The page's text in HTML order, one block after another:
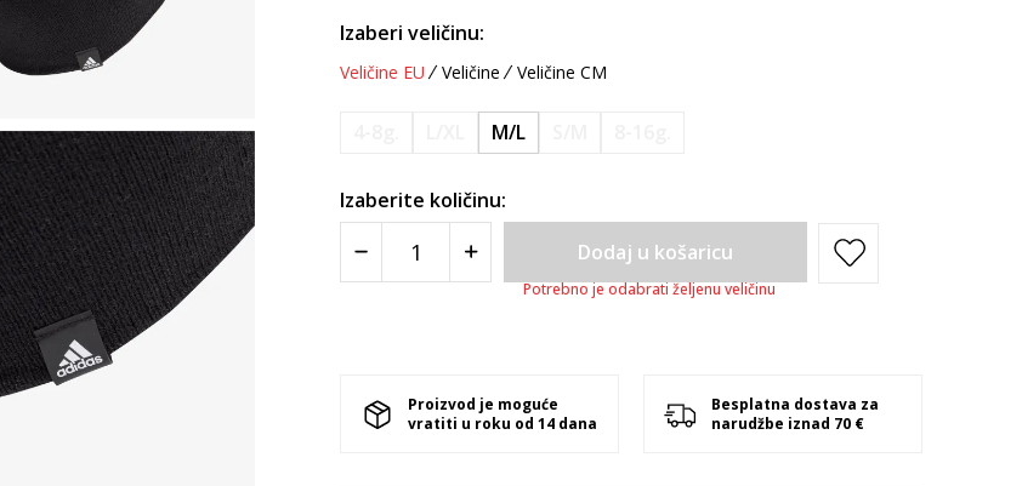
Izaberi veličinu:
Veličine EU Veličine Veličine CM
M/L
Izaberite količinu:
Dodaj u košaricu
Potrebno je odabrati željenu veličinu
Proizvod je moguće
vratiti u roku od 14 dana
Besplatna dostava za
narudžbe iznad 70 €